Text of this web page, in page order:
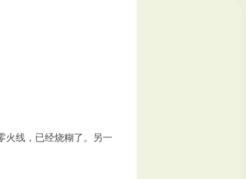
火线，已经烧糊了。另一